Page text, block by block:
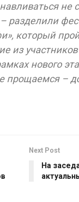
не
разделили
который
из участников
нового
–
Next Post
На